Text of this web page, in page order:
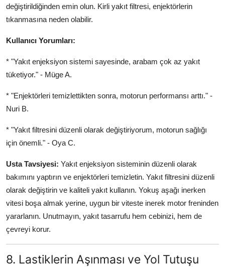
değiştirildiğinden emin olun. Kirli yakıt filtresi, enjektörlerin
tıkanmasına neden olabilir.
Kullanıcı Yorumları:
* "Yakıt enjeksiyon sistemi sayesinde, arabam çok az yakıt
tüketiyor." - Müge A.
* "Enjektörleri temizlettikten sonra, motorun performansı arttı." -
Nuri B.
* "Yakıt filtresini düzenli olarak değiştiriyorum, motorun sağlığı
için önemli." - Oya C.
Usta Tavsiyesi: Yakıt enjeksiyon sisteminin düzenli olarak
bakımını yaptırın ve enjektörleri temizletin. Yakıt filtresini düzenli
olarak değiştirin ve kaliteli yakıt kullanın. Yokuş aşağı inerken
vitesi boşa almak yerine, uygun bir viteste inerek motor freninden
yararlanın. Unutmayın, yakıt tasarrufu hem cebinizi, hem de
çevreyi korur.
8. Lastiklerin Aşınması ve Yol Tutuşu